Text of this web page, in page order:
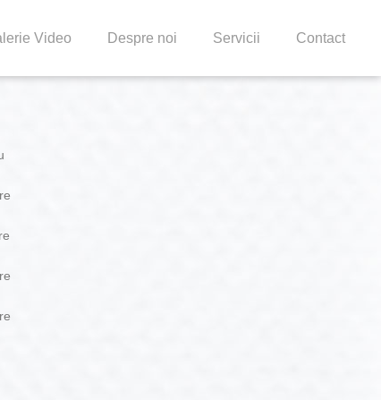
Video Despre noi Servicii Contact